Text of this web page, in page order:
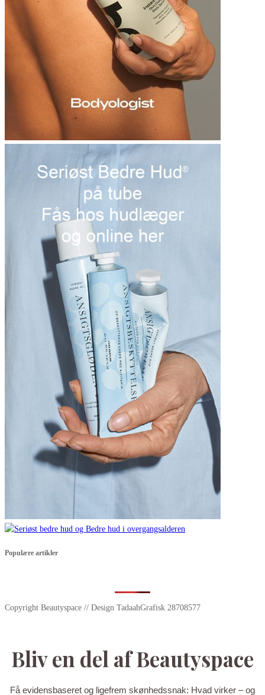
Populære artikler
Copyright Beautyspace // Design TadaahGrafisk 28708577
Bliv en del af Beautyspace
Få evidensbaseret og ligefrem skønhedssnak: Hvad virker – og